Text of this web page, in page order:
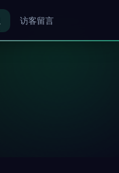
访客留言